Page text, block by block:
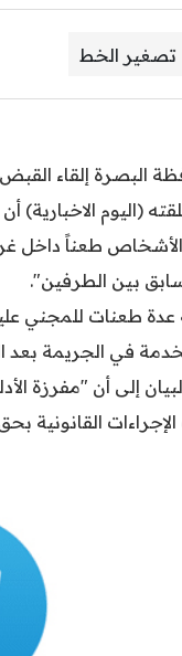
تصغير الخط
البصرة إلقاء
(اليوم
طعناً داخل
بين الطرفين".
طعنات للمجني
في الجريمة بعد
إلى أن "مفرزة
القانونية